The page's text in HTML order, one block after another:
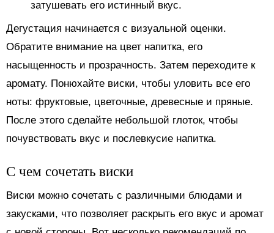
затушевать его истинный вкус.
Дегустация начинается с визуальной оценки.
Обратите внимание на цвет напитка, его
насыщенность и прозрачность. Затем переходите к
аромату. Понюхайте виски, чтобы уловить все его
ноты: фруктовые, цветочные, древесные и пряные.
После этого сделайте небольшой глоток, чтобы
почувствовать вкус и послевкусие напитка.
С чем сочетать виски
Виски можно сочетать с различными блюдами и
закусками, что позволяет раскрыть его вкус и аромат